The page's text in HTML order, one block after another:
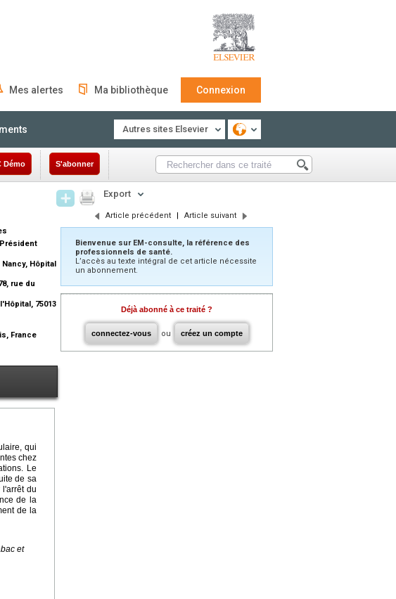
Mes alertes Ma bibliothèque Connexion
Autres sites Elsevier
Démo S'abonner
Président
Hôpital
rue du
75013
France
qui
chez
Le
de sa
du
de la
de la
et
Export
Article précédent | Article suivant
Bienvenue sur EM-consulte, la référence des
professionnels de santé.
L’accès au texte intégral de cet article nécessite
un abonnement.
Déjà abonné à ce traité ?
connectez-vous ou créez un compte